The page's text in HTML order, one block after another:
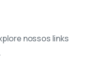
nossos links